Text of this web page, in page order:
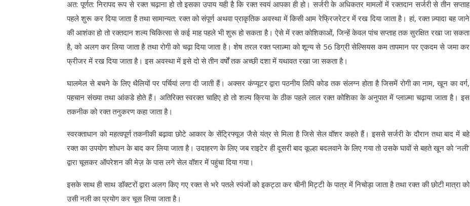
अत: पूर्णत: निरापद रूप से रक्त चढ़ाना हो तो इसका उपाय यही है कि रक्त स्वयं आपका ही हो। सर्जरी के अधिकतर मामलों में रक्तदान सर्जरी से तीन सप्ताह
पहले शुरू कर दिया जाता है तथा सामान्यत: रक्त को संपूर्ण अथवा प्राकृतिक अवस्था में किसी आम रेफ्रिजरेटर में रख दिया जाता है। हां, रक्त ज़्यादा बह जाने
की आशंका हो तो रक्तदान शल्य चिकित्सा से कई माह पहले भी शुरू हो सकता है। ऐसे में रक्त कोशिकाओं, जिन्हें केवल पांच सप्ताह तक सुरक्षित रखा जा सकता
है, को अलग कर लिया जाता है तथा रोगी को चढ़ा दिया जाता है। शेष तरल रक्त प्लाज़्मा को शून्य से 56 डिग्री सेल्सियस कम तापमान पर एकदम से जमा कर
फ्रीजर में रख दिया जाता है। इस अवस्था में इसे दो से तीन वर्षों तक अच्छी दशा में यथावत रखा जा सकता है।
घालमेल से बचने के लिए थैलियों पर पर्चियां लगा दी जाती हैं। अक्सर कंप्यूटर द्वारा पठनीय लिपि कोड तक संलग्न होता है जिसमें रोगी का नाम, खून का वर्ग,
पहचान संख्या तथा आंकडे होते हैं। अतिरिक्त स्वरक्त चाहिए हो तो शल्य क्रिया के ठीक पहले लाल रक्त कोशिका के अनुपात में प्लाज़्मा चढ़ाया जाता है। इस
तकनीक को रक्त तनुकरण कहा जाता है।
स्वरक्ताधान को महत्वपूर्ण तकनीकी बढ़ावा छोटे आकार के सेंट्रिफ्यूज जैसे यंत्र से मिला है जिसे सेल वॉशर कहते हैं। इससे सर्जरी के दौरान तथा बाद में बहे
रक्त का उपयोग शोधन के बाद कर लिया जाता है। उदाहरण के लिए जब राइटेर ही दूसरी बाद कूल्हा बदलवाने के लिए गया तो उसके घावों से बहते खून को ‘नली’
द्वारा चूसकर ऑपरेशन की मेज़ के पास लगे सेल वॉशर में पहुंचा दिया गया।
इसके साथ ही साथ डॉक्टरों द्वारा अलग किए गए रक्त से भरे पतले स्पंजों को इकट्ठा कर चीनी मिट्टी के पात्र में निचोड़ा जाता है तथा रक्त की छोटी मात्रा को
उसी नली का प्रयोग कर चूस लिया जाता है।